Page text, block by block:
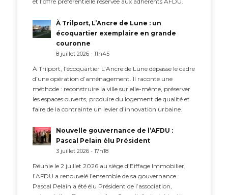
À Trilport, L’Ancre de Lune : un
écoquartier exemplaire en grande
couronne
8 juillet 2026 - 11h45
À Trilport, l’écoquartier L’Ancre de Lune dépasse le cadre
d’une opération d’aménagement. Il raconte une
méthode : reconstruire la ville sur elle-même, préserver
les espaces ouverts, produire du logement de qualité et
faire de la contrainte un levier d’innovation urbaine.
Nouvelle gouvernance de l’AFDU :
Pascal Pelain élu Président
3 juillet 2026 - 17h18
Réunie le 2 juillet 2026 au siège d’Eiffage Immobilier,
l’AFDU a renouvelé l’ensemble de sa gouvernance.
Pascal Pelain a été élu Président de l’association,